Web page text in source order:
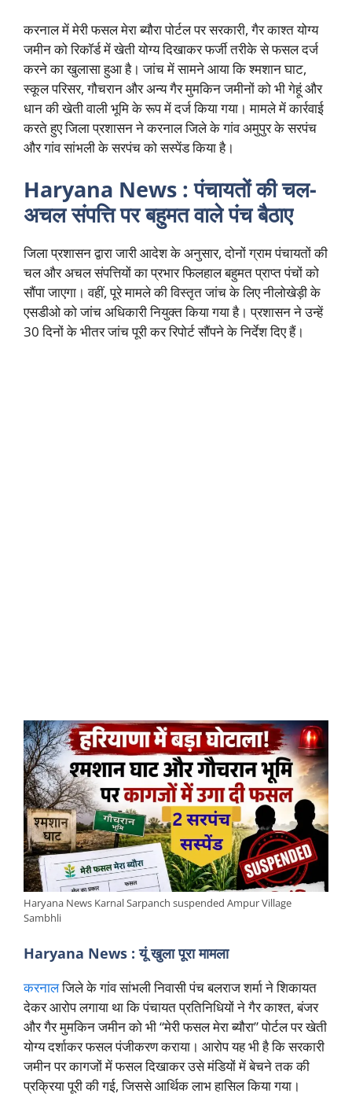
करनाल में मेरी फसल मेरा ब्यौरा पोर्टल पर सरकारी, गैर काश्त योग्य
जमीन को रिकॉर्ड में खेती योग्य दिखाकर फर्जी तरीके से फसल दर्ज
करने का खुलासा हुआ है। जांच में सामने आया कि श्मशान घाट,
स्कूल परिसर, गौचरान और अन्य गैर मुमकिन जमीनों को भी गेहूं और
धान की खेती वाली भूमि के रूप में दर्ज किया गया। मामले में कार्रवाई
करते हुए जिला प्रशासन ने करनाल जिले के गांव अमुपुर के सरपंच
और गांव सांभली के सरपंच को सस्पेंड किया है।
Haryana News : पंचायतों की चल-
अचल संपत्ति पर बहुमत वाले पंच बैठाए
जिला प्रशासन द्वारा जारी आदेश के अनुसार, दोनों ग्राम पंचायतों की
चल और अचल संपत्तियों का प्रभार फिलहाल बहुमत प्राप्त पंचों को
सौंपा जाएगा। वहीं, पूरे मामले की विस्तृत जांच के लिए नीलोखेड़ी के
एसडीओ को जांच अधिकारी नियुक्त किया गया है। प्रशासन ने उन्हें
30 दिनों के भीतर जांच पूरी कर रिपोर्ट सौंपने के निर्देश दिए हैं।
Haryana News Karnal Sarpanch suspended Ampur Village
Sambhli
Haryana News : यूं खुला पूरा मामला
करनालजिले के गांव सांभली निवासी पंच बलराज शर्मा ने शिकायत
देकर आरोप लगाया था कि पंचायत प्रतिनिधियों ने गैर काश्त, बंजर
और गैर मुमकिन जमीन को भी “मेरी फसल मेरा ब्यौरा” पोर्टल पर खेती
योग्य दर्शाकर फसल पंजीकरण कराया। आरोप यह भी है कि सरकारी
जमीन पर कागजों में फसल दिखाकर उसे मंडियों में बेचने तक की
प्रक्रिया पूरी की गई, जिससे आर्थिक लाभ हासिल किया गया।